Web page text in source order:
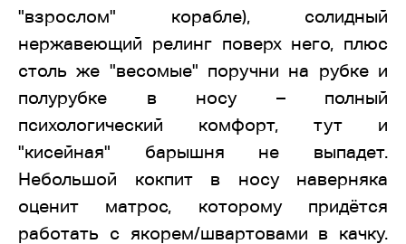
"взрослом" корабле), солидный
нержавеющий релинг поверх него, плюс
столь же "весомые" поручни на рубке и
полурубке в носу – полный
психологический комфорт, тут и
"кисейная" барышня не выпадет.
Небольшой кокпит в носу наверняка
оценит матрос, которому придётся
работать с якорем/швартовами в качку.